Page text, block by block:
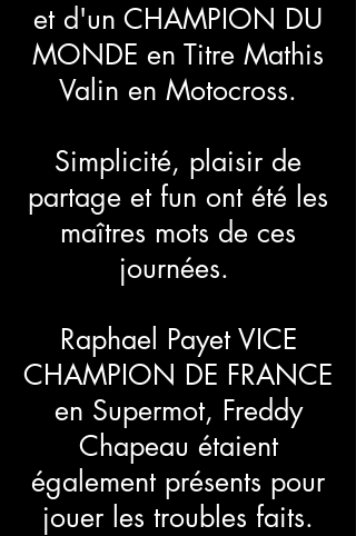
et d'un CHAMPION DU
MONDE en Titre Mathis
Valin en Motocross.
Simplicité, plaisir de
partage et fun ont été les
maîtres mots de ces
journées.
Raphael Payet VICE
CHAMPION DE FRANCE
en Supermot, Freddy
Chapeau étaient
également présents pour
jouer les troubles faits.